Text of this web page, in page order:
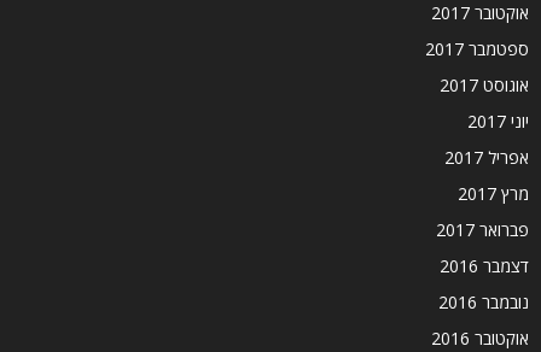
אוקטובר 2017
ספטמבר 2017
אוגוסט 2017
יוני 2017
אפריל 2017
מרץ 2017
פברואר 2017
דצמבר 2016
נובמבר 2016
אוקטובר 2016